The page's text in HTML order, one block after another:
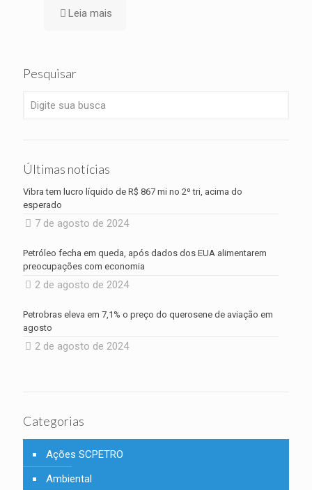
Leia mais
Pesquisar
Últimas notícias
Vibra tem lucro líquido de R$ 867 mi no 2º tri, acima do
esperado
7 de agosto de 2024
Petróleo fecha em queda, após dados dos EUA alimentarem
preocupações com economia
2 de agosto de 2024
Petrobras eleva em 7,1% o preço do querosene de aviação em
agosto
2 de agosto de 2024
Categorias
Ações SCPETRO
Ambiental